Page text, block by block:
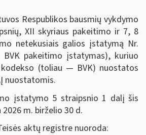
bausmių vykdymo
XII skyriaus pakeitimo ir 7, 8
netekusiais galios įstatymą Nr.
pakeitimo įstatymas), kuriuo
(toliau — BVK) nuostatos
nuostatomis.
įstatymo 5 straipsnio 1 dalį šis
m. birželio 30 d.
aktų registre nuoroda: